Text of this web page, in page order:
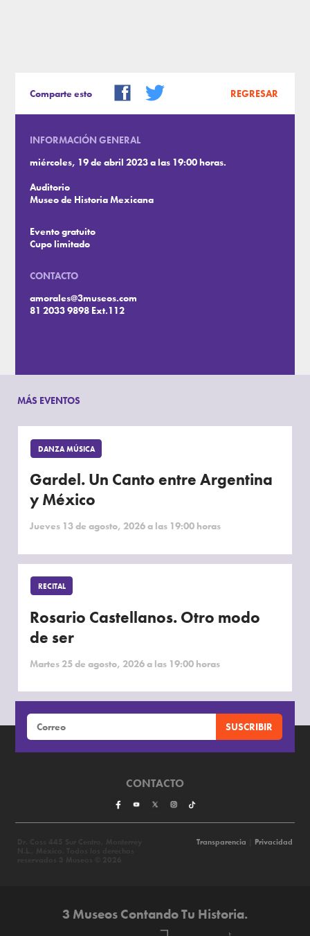
Comparte esto REGRESAR
INFORMACIÓN GENERAL
miércoles, 19 de abril 2023 a las 19:00 horas.
Auditorio
Museo de Historia Mexicana
Evento gratuito
Cupo limitado
CONTACTO
amorales@3museos.com
81 2033 9898 Ext.112
MÁS EVENTOS
DANZA MÚSICA
Gardel. Un Canto entre Argentina
y México
Jueves 13 de agosto, 2026 a las 19:00 horas
RECITAL
Rosario Castellanos. Otro modo
de ser
Martes 25 de agosto, 2026 a las 19:00 horas
CONTACTO
Transparencia Privacidad
3 Museos Contando Tu Historia.